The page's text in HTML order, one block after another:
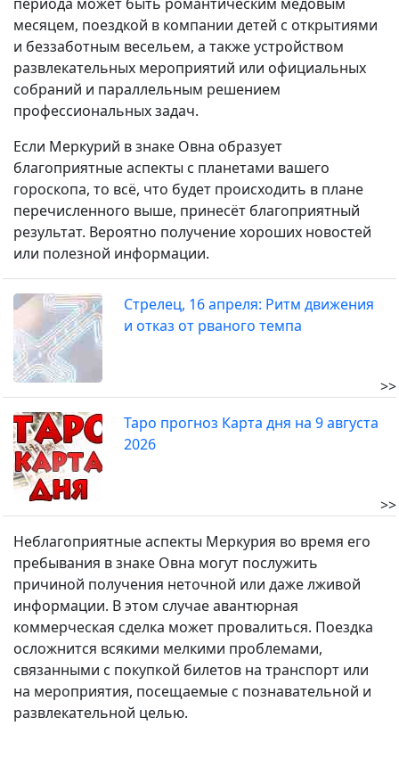
месяцем, поездкой в компании детей с открытиями
и беззаботным весельем, а также устройством
развлекательных мероприятий или официальных
собраний и параллельным решением
профессиональных задач.
Если Меркурий в знаке Овна образует
благоприятные аспекты с планетами вашего
гороскопа, то всё, что будет происходить в плане
перечисленного выше, принесёт благоприятный
результат. Вероятно получение хороших новостей
или полезной информации.
Стрелец, 16 апреля: Ритм движения
и отказ от рваного темпа
>>
Таро прогноз Карта дня на 9 августа
2026
>>
Неблагоприятные аспекты Меркурия во время его
пребывания в знаке Овна могут послужить
причиной получения неточной или даже лживой
информации. В этом случае авантюрная
коммерческая сделка может провалиться. Поездка
осложнится всякими мелкими проблемами,
связанными с покупкой билетов на транспорт или
на мероприятия, посещаемые с познавательной и
развлекательной целью.